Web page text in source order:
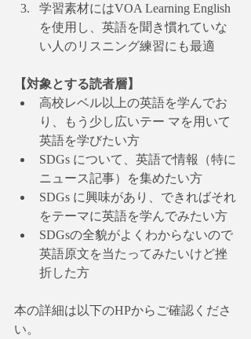
学習素材にはVOA Learning English
を使用し、英語を聞き慣れていな
い人のリスニング練習にも最適
【対象とする読者層】
高校レベル以上の英語を学んでお
り、もう少し広いテー マを用いて
英語を学びたい方
SDGs について、英語で情報（特に
ニュース記事）を集めたい方
SDGs に興味があり、できればそれ
をテーマに英語を学んでみたい方
SDGsの全貌がよくわからないので
英語原文を当たってみたいけど挫
折した方
本の詳細は以下のHPからご確認くださ
い。